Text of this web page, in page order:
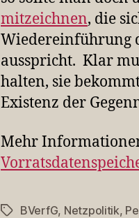
mitzeichnen, die
Wiedereinführung
ausspricht. Klar
halten, sie
Existenz der
Mehr
Schlagwörter
BVerfG, Netzpolitik,